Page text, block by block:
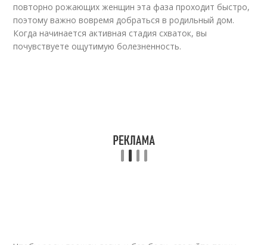
повторно рожающих женщин эта фаза проходит быстро,
поэтому важно вовремя добраться в родильный дом.
Когда начинается активная стадия схваток, вы
почувствуете ощутимую болезненность.